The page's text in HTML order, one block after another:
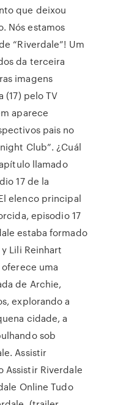
que deixou
Nós estamos
“Riverdale”! Um
da terceira
imagens
(17) pelo TV
aparece
pais no
Club”. ¿Cuál
llamado
17 de la
elenco principal
episodio 17
estaba formado
Lili Reinhart
uma
de Archie,
explorando a
cidade, a
sob
Assistir
Assistir Riverdale
Online Tudo